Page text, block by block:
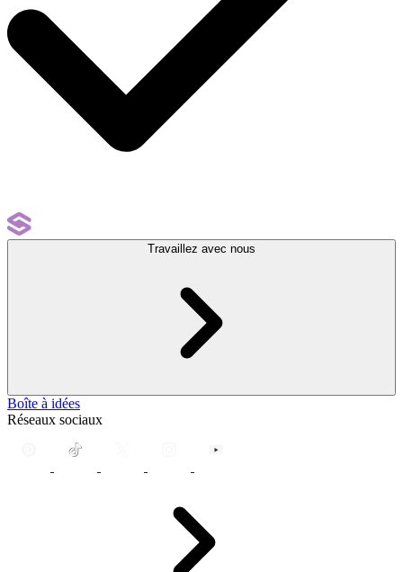
Travaillez avec nous
Boîte à idées
Réseaux sociaux